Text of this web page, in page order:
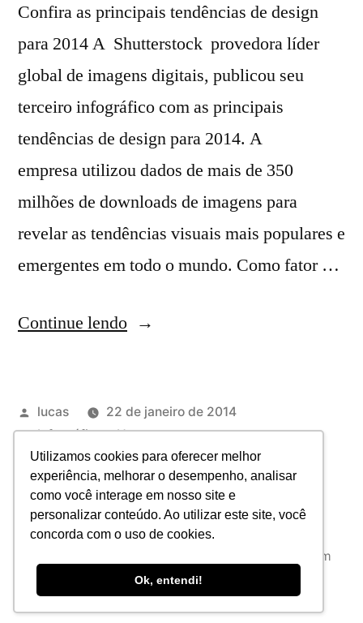
Utilizamos cookies para oferecer melhor
experiência, melhorar o desempenho, analisar
como você interage em nosso site e
personalizar conteúdo. Ao utilizar este site, você
concorda com o uso de cookies.
Ok, entendi!
Confira as principais tendências de design
para 2014 A Shutterstock provedora líder
global de imagens digitais, publicou seu
terceiro infográfico com as principais
tendências de design para 2014. A
empresa utilizou dados de mais de 350
milhões de downloads de imagens para
revelar as tendências visuais mais populares e
emergentes em todo o mundo. Como fator …
Continue lendo
lucas
22 de janeiro de 2014
Infográficos,News
2014,design,infográficos,tendências
Deixe um comentário
Orgulhosamente desenvolvido com
Política de privacidade